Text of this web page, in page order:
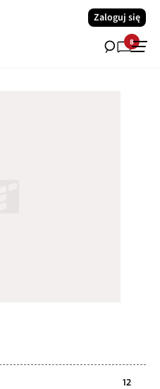
Zaloguj się
8
12